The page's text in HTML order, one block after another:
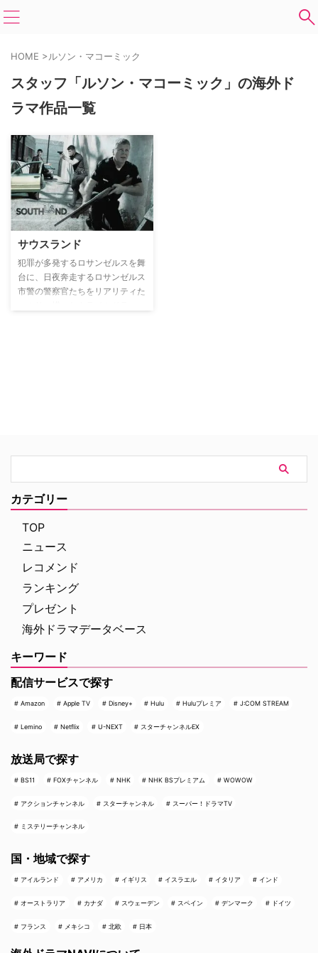
HOME >ルソン・マコーミック
スタッフ「ルソン・マコーミック」の海外ド
ラマ作品一覧
サウスランド
犯罪が多発するロサンゼルスを舞
台に、日夜奔走するロサンゼルス
市警の警察官たちをリアリティた
カテゴリー
TOP
ニュース
レコメンド
ランキング
プレゼント
海外ドラマデータベース
キーワード
配信サービスで探す
Amazon Apple TV Disney+ Hulu Huluプレミア J:COM STREAM
Lemino Netflix U-NEXT スターチャンネルEX
放送局で探す
BS11 FOXチャンネル NHK NHK BSプレミアム WOWOW
アクションチャンネル スターチャンネル スーパー！ドラマTV
ミステリーチャンネル
国・地域で探す
アイルランド アメリカ イギリス イスラエル イタリア インド
オーストラリア カナダ スウェーデン スペイン デンマーク ドイツ
フランス メキシコ 北欧 日本